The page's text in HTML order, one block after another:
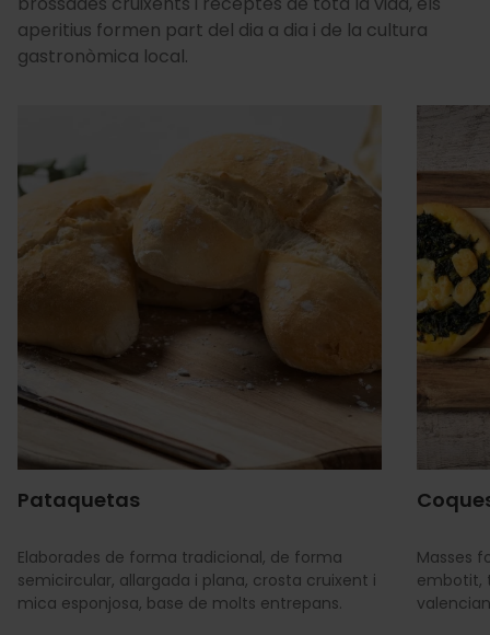
aperitius formen part del dia a dia i de la cultura
gastronòmica local.
Pataquetas
Elaborades de forma tradicional, de forma
semicircular, allargada i plana, crosta cruixent i
mica esponjosa, base de molts entrepans.
Masses
embotit,